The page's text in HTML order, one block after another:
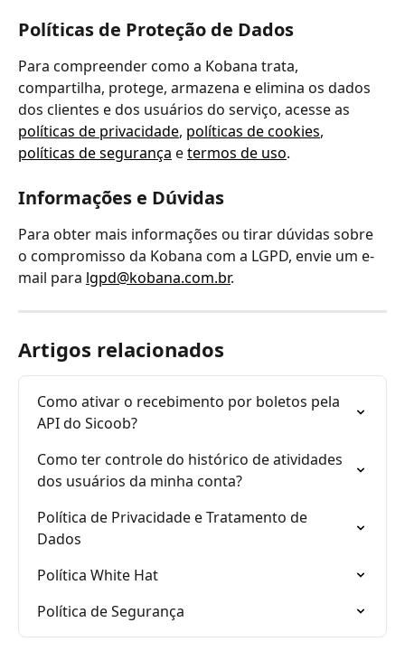
Políticas de Proteção de Dados
Para compreender como a Kobana trata,
compartilha, protege, armazena e elimina os dados
dos clientes e dos usuários do serviço, acesse as
políticas de privacidade, políticas de cookies,
políticas de segurança e termos de uso.
Informações e Dúvidas
Para obter mais informações ou tirar dúvidas sobre
o compromisso da Kobana com a LGPD, envie um e-
mail para lgpd@kobana.com.br.
Artigos relacionados
Como ativar o recebimento por boletos pela
API do Sicoob?
Como ter controle do histórico de atividades
dos usuários da minha conta?
Política de Privacidade e Tratamento de
Dados
Política White Hat
Política de Segurança